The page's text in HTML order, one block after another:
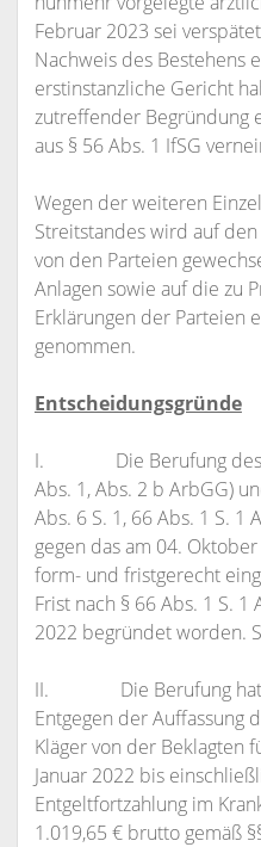
Februar 2023 sei
Nachweis des Bestehens
erstinstanzliche Gericht
zutreffender Begründung
aus § 56 Abs. 1 IfSG
Wegen der weiteren
Streitstandes wird auf
von den Parteien
Anlagen sowie auf die zu
Erklärungen der Parteien
genommen.
Entscheidungsgründe
I. Die Berufung des
Abs. 1, Abs. 2 b ArbGG)
Abs. 6 S. 1, 66 Abs. 1 S.
gegen das am 04.
form- und fristgerecht
Frist nach § 66 Abs. 1 S.
2022 begründet worden.
II. Die Berufung hat
Entgegen der Auffassung
Kläger von der Beklagten
Januar 2022 bis
Entgeltfortzahlung im
1.019,65 € brutto gemäß